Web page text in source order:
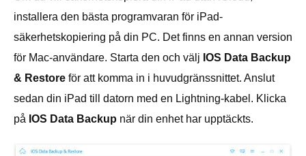
installera den bästa programvaran för iPad-
säkerhetskopiering på din PC. Det finns en annan version
för Mac-användare. Starta den och välj IOS Data Backup
& Restore för att komma in i huvudgränssnittet. Anslut
sedan din iPad till datorn med en Lightning-kabel. Klicka
på IOS Data Backup när din enhet har upptäckts.